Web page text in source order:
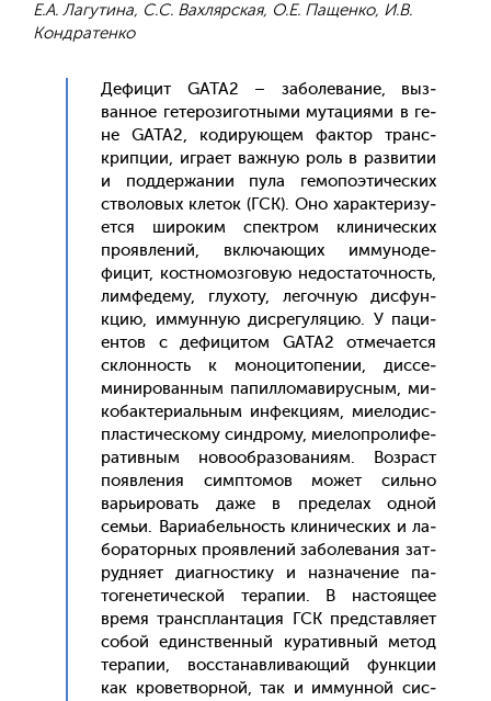
Е.А. Лагутина, С.С. Вахлярская, О.Е. Пащенко, И.В.
Кондратенко
Де­фицит GATA2 – за­боле­вание, выз­
ванное ге­теро­зигот­ны­ми му­таци­ями в ге­
не GATA2, ко­диру­ющем фак­тор транс­
крип­ции, иг­ра­ет важ­ную роль в раз­ви­тии
и под­держа­нии пу­ла ге­мопо­эти­чес­ких
ство­ловых кле­ток (ГСК). Оно ха­рак­те­ризу­
ет­ся ши­роким спек­тром кли­ничес­ких
про­яв­ле­ний, вклю­ча­ющих им­му­ноде­
фицит, кос­тно­моз­го­вую не­дос­та­точ­ность,
лим­фе­дему, глу­хоту, ле­гоч­ную дис­фун­
кцию, им­мунную дис­ре­гуля­цию. У па­ци­
ен­тов с де­фици­том GATA2 от­ме­ча­ет­ся
склон­ность к мо­ноци­топе­нии, дис­се­
мини­рован­ным па­пил­ло­мави­рус­ным, ми­
кобак­те­ри­аль­ным ин­фекци­ям, ми­ело­дис­
плас­ти­чес­ко­му син­дро­му, ми­елоп­ро­лифе­
ратив­ным но­во­об­ра­зова­ни­ям. Воз­раст
по­яв­ле­ния сим­пто­мов мо­жет силь­но
варь­иро­вать да­же в пре­делах од­ной
семьи. Ва­ри­абель­ность кли­ничес­ких и ла­
бора­тор­ных про­яв­ле­ний за­боле­вания зат­
рудня­ет ди­аг­ности­ку и наз­на­чение па­
тоге­нети­чес­кой те­рапии. В нас­то­ящее
вре­мя транс­план­та­ция ГСК пред­став­ля­ет
со­бой единс­твен­ный ку­ратив­ный ме­тод
те­рапии, вос­ста­нав­ли­ва­ющий фун­кции
как кро­вет­ворной, так и им­мунной сис­